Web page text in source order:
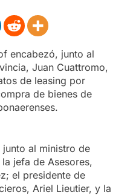
encabezó, junto al
Juan Cuattromo,
de leasing por
de bienes de
junto al ministro de
jefa de Asesores,
el presidente de
Ariel Lieutier, y la